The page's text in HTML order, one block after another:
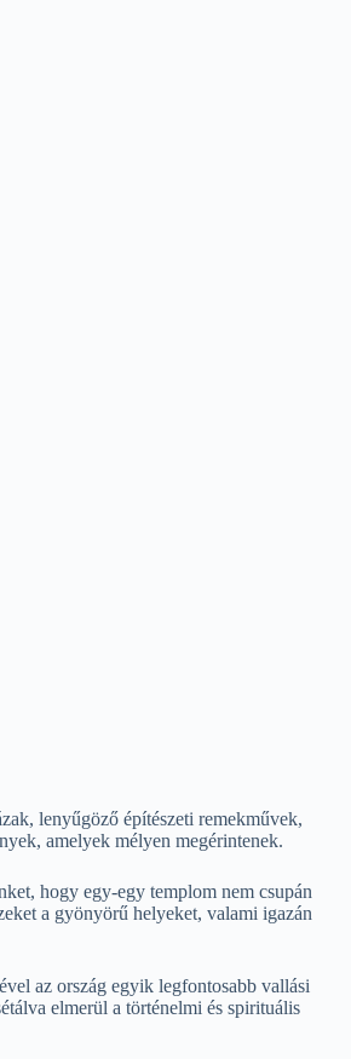
lenyűgöző építészeti remekművek,
amelyek mélyen megérintenek.
hogy egy-egy templom nem csupán
a gyönyörű helyeket, valami igazán
az ország egyik legfontosabb vallási
elmerül a történelmi és spirituális